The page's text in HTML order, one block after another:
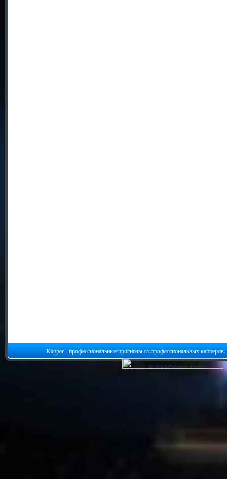
Kapper - профессиональные прогнозы от профессиональных